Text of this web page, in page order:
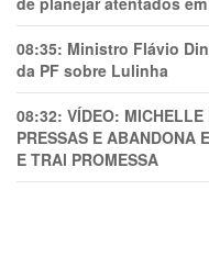
08:35: Ministro Flávio
da PF sobre Lulinha
08:32: VÍDEO:
PRESSAS E ABANDONA
E TRAl PROMESSA